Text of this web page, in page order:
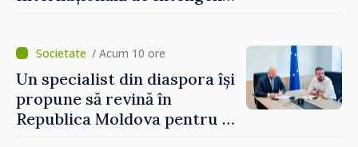
/ Acum 10 ore
Un specialist din diaspora își
propune să revină în
Republica Moldova pentru a